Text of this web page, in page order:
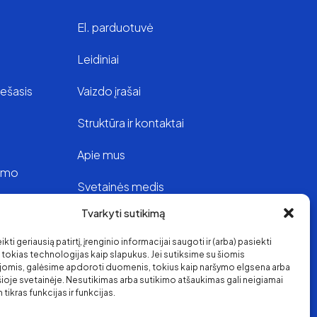
Tvarkyti sutikimą
geriausią patirtį, įrenginio informacijai saugoti ir (arba) pasiekti
technologijas kaip slapukus. Jei sutiksime su šiomis
galėsime apdoroti duomenis, tokius kaip naršymo elgsena arba
svetainėje. Nesutikimas arba sutikimo atšaukimas gali neigiamai
tikras funkcijas ir funkcijas.
El. parduotuvė
Leidiniai
Vaizdo įrašai
Struktūra ir kontaktai
Apie mus
Svetainės medis